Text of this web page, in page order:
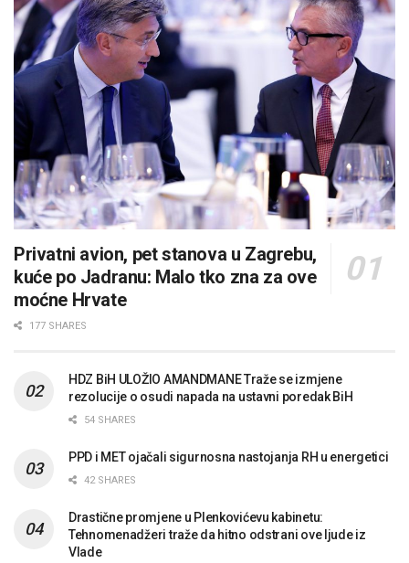
Privatni avion, pet stanova u Zagrebu,
kuće po Jadranu: Malo tko zna za ove
moćne Hrvate
177 SHARES
HDZ BiH ULOŽIO AMANDMANE Traže se izmjene
rezolucije o osudi napada na ustavni poredak BiH
54 SHARES
PPD i MET ojačali sigurnosna nastojanja RH u energetici
42 SHARES
Drastične promjene u Plenkovićevu kabinetu:
Tehnomenadžeri traže da hitno odstrani ove ljude iz
Vlade